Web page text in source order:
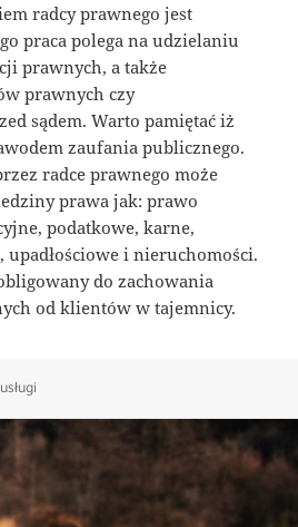
radcy prawnego jest
praca polega na udzielaniu
prawnych, a także
prawnych czy
sądem. Warto pamiętać iż
zaufania publicznego.
radce prawnego może
prawa jak: prawo
podatkowe, karne,
upadłościowe i nieruchomości.
do zachowania
od klientów w tajemnicy.
Kategorie
usługi